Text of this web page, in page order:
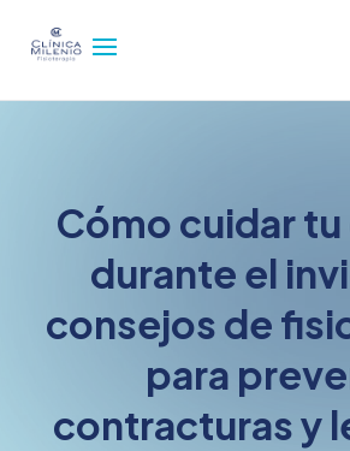
Cómo cuidar
durante el
consejos de
para
contracturas y